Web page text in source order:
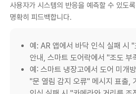
사용자가 시스템의 반응을 예측할 수 있도
명확히 피드백합니다.
예: AR 앱에서 바닥 인식 실패 시
안내, 스마트 도어락에서 "조도 부
예: 스마트 냉장고에서 도어 미개
"문 열림 감지 오류" 메시지 표출,